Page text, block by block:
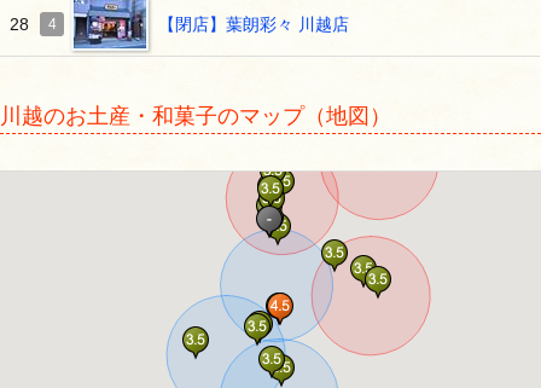
28 4 【閉店】葉朗彩々 川越店
川越のお土産・和菓子のマップ（地図）